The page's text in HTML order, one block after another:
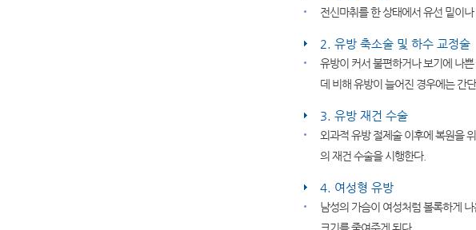
전신마취를 한 상태에서 유선 밑이
2. 유방 축소술 및 하수 교정술
유방이 커서 불편하거나 보기에 나
데 비해 유방이 늘어진 경우에는 간
3. 유방 재건 수술
외과적 유방 절제술 이후에 복원을
의 재건 수술을 시행한다.
4. 여성형 유방
남성의 가슴이 여성처럼 볼록하게